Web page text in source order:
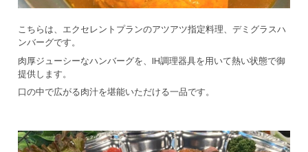
こちらは、エクセレントプランのアツアツ指定料理、デミグラスハ
ンバーグです。
肉厚ジューシーなハンバーグを、IH調理器具を用いて熱い状態で御
提供します。
口の中で広がる肉汁を堪能いただける一品です。